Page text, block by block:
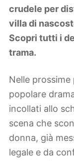
Zodiaco
crudele per
villa di
Scopri tutti i
trama.
Nelle
popolare
incollati allo
scena che
donna, già
legale e da